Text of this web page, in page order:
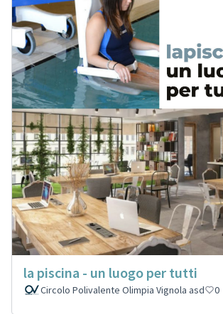
la piscina - un luogo per tutti
Circolo Polivalente Olimpia Vignola asd 0